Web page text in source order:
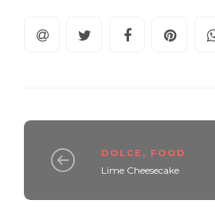
DOLCE , FOOD
Lime Cheesecake